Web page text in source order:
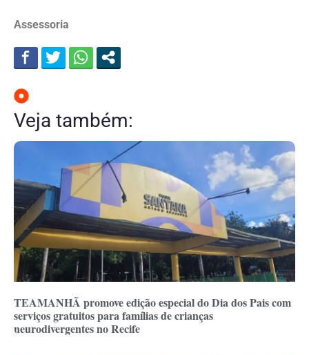
Assessoria
Veja também:
TEAMANHÃ promove edição especial do Dia dos Pais com
serviços gratuitos para famílias de crianças
neurodivergentes no Recife